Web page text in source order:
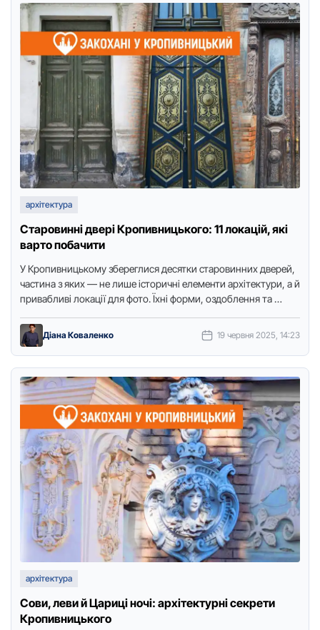
архітектура
Старовинні двері Кропивницького: 11 локацій, які
варто побачити
У Кропивницькому збереглися десятки старовинних дверей,
частина з яких — не лише історичні елементи архітектури, а й
привабливі локації для фото. Їхні форми, оздоблення та …
Діана Коваленко 19 червня 2025, 14:23
архітектура
Сови, леви й Цариці ночі: архітектурні секрети
Кропивницького